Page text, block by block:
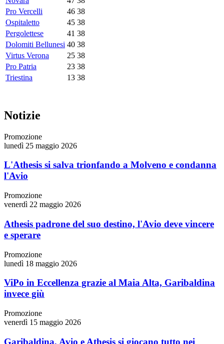
Pro Vercelli
46 38
Ospitaletto
45 38
Pergolettese
41 38
Dolomiti Bellunesi 40 38
Virtus Verona
25 38
Pro Patria
23 38
Triestina
13 38
Notizie
Promozione
lunedì 25 maggio 2026
L'Athesis si salva trionfando a Molveno e condanna
l'Avio
Promozione
venerdì 22 maggio 2026
Athesis padrone del suo destino, l'Avio deve vincere
e sperare
Promozione
lunedì 18 maggio 2026
ViPo in Eccellenza grazie al Maia Alta, Garibaldina
invece giù
Promozione
venerdì 15 maggio 2026
Garibaldina, Avio e Athesis si giocano tutto nei